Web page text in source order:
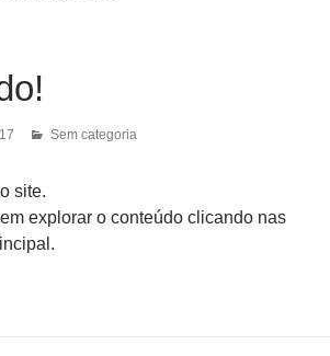
Sem categoria
site.
explorar o conteúdo clicando nas